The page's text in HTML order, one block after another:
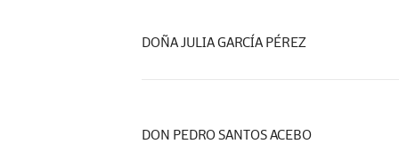
DOÑA JULIA GARCÍA PÉREZ
DON PEDRO SANTOS ACEBO